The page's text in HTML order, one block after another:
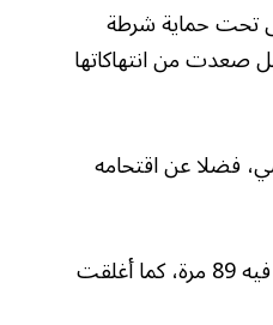
تحت حماية شرطة
صعدت من انتهاكاتها
فضلا عن اقتحامه
وفي الشهر نفسه، أغلقت قوات الاحتلال المسجد الإبراهيمي 12 يوما ومنعت الأذان فيه 89 مرة، كما أغلقت